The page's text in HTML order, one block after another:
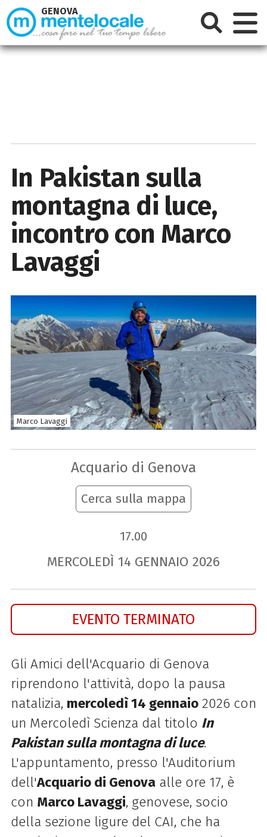
In Pakistan sulla
montagna di luce,
incontro con Marco
Lavaggi
Marco Lavaggi
Acquario di Genova
Cerca sulla mappa
17.00
MERCOLEDÌ 14 GENNAIO 2026
EVENTO TERMINATO
Gli Amici dell'Acquario di Genova
riprendono l'attività, dopo la pausa
natalizia, mercoledì 14 gennaio2026 con
un Mercoledì Scienza dal titolo In
Pakistan sulla montagna di luce.
L'appuntamento, presso l'Auditorium
dell'Acquario di Genovaalle ore 17, è
con Marco Lavaggi, genovese, socio
della sezione ligure del CAI, che ha
GENOVA